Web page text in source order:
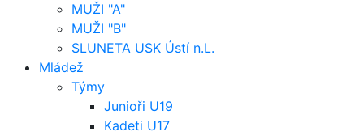
MUŽI "A"
MUŽI "B"
SLUNETA USK Ústí n.L.
Mládež
Týmy
Junioři U19
Kadeti U17